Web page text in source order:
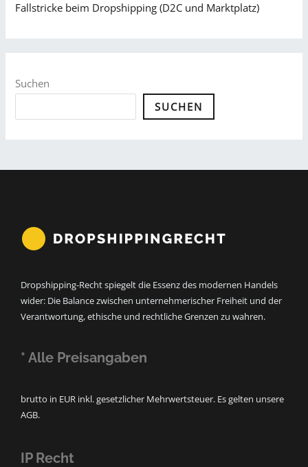
Fallstricke beim Dropshipping (D2C und Marktplatz)
Suchen
SUCHEN
Dropshipping-Recht spiegelt die Essenz des modernen Handels
wider: Die Balance zwischen unternehmerischer Freiheit und der
Verantwortung, ethische und rechtliche Grenzen zu wahren.
* Alle Preisangaben
brutto in EUR inkl. gesetzlicher Mehrwertsteuer. Es gelten unsere
AGB.
IP Recht